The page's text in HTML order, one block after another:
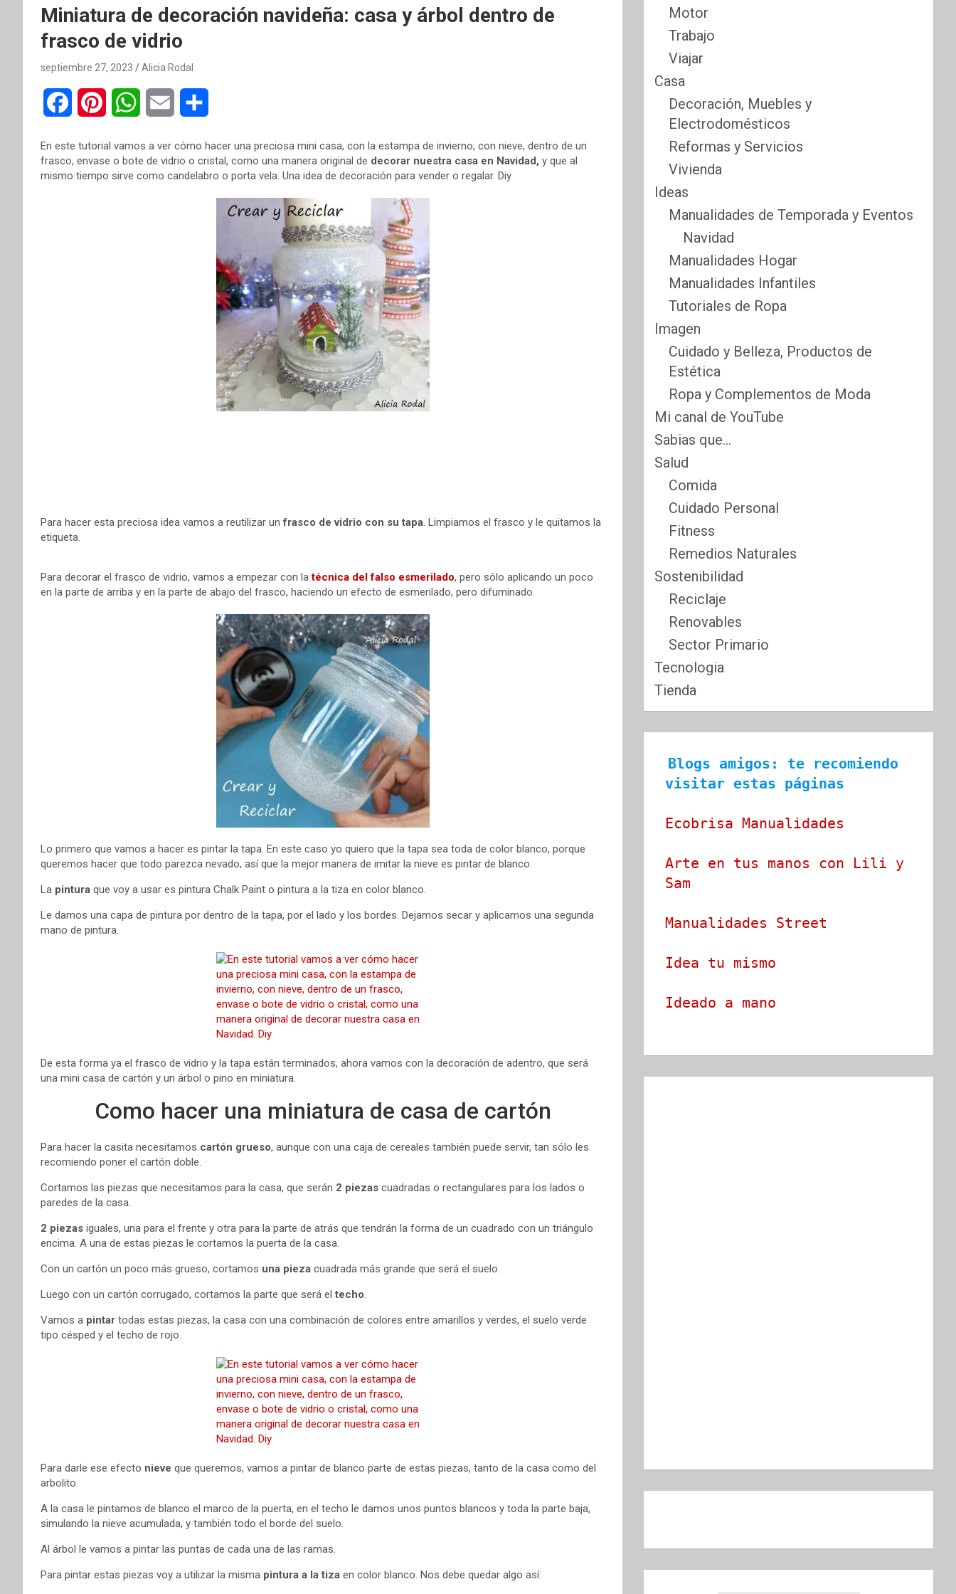
Miniatura de decoración navideña: casa y árbol dentro de
frasco de vidrio
septiembre 27, 2023 Alicia Rodal
c n a a m
En este tutorial vamos a ver cómo hacer una preciosa mini casa, con la estampa de invierno, con nieve, dentro de un
frasco, envase o bote de vidrio o cristal, como una manera original de decorar nuestra casa en Navidad, y que al
mismo tiempo sirve como candelabro o porta vela. Una idea de decoración para vender o regalar. Diy
Para hacer esta preciosa idea vamos a reutilizar un frasco de vidrio con su tapa. Limpiamos el frasco y le quitamos la
etiqueta.
Para decorar el frasco de vidrio, vamos a empezar con latécnica del falso esmerilado, pero sólo aplicando un poco
en la parte de arriba y en la parte de abajo del frasco, haciendo un efecto de esmerilado, pero difuminado.
Lo primero que vamos a hacer es pintar la tapa. En este caso yo quiero que la tapa sea toda de color blanco, porque
queremos hacer que todo parezca nevado, así que la mejor manera de imitar la nieve es pintar de blanco.
La pintura que voy a usar es pintura Chalk Paint o pintura a la tiza en color blanco.
Le damos una capa de pintura por dentro de la tapa, por el lado y los bordes. Dejamos secar y aplicamos una segunda
mano de pintura.
De esta forma ya el frasco de vidrio y la tapa están terminados, ahora vamos con la decoración de adentro, que será
una mini casa de cartón y un árbol o pino en miniatura.
Como hacer una miniatura de casa de cartón
Para hacer la casita necesitamos cartón grueso, aunque con una caja de cereales también puede servir, tan sólo les
recomiendo poner el cartón doble.
Cortamos las piezas que necesitamos para la casa, que serán 2 piezas cuadradas o rectangulares para los lados o
paredes de la casa.
2 piezas iguales, una para el frente y otra para la parte de atrás que tendrán la forma de un cuadrado con un triángulo
encima. A una de estas piezas le cortamos la puerta de la casa.
Con un cartón un poco más grueso, cortamos una pieza cuadrada más grande que será el suelo.
Luego con un cartón corrugado, cortamos la parte que será eltecho.
Vamos a pintar todas estas piezas, la casa con una combinación de colores entre amarillos y verdes, el suelo verde
tipo césped y el techo de rojo.
Para darle ese efecto nieve que queremos, vamos a pintar de blanco parte de estas piezas, tanto de la casa como del
arbolito.
A la casa le pintamos de blanco el marco de la puerta, en el techo le damos unos puntos blancos y toda la parte baja,
simulando la nieve acumulada, y también todo el borde del suelo.
Al árbol le vamos a pintar las puntas de cada una de las ramas.
Para pintar estas piezas voy a utilizar la misma pintura a la tiza en color blanco. Nos debe quedar algo así:
Motor
Trabajo
Viajar
Casa
Decoración, Muebles y
Electrodomésticos
Reformas y Servicios
Vivienda
Ideas
Manualidades de Temporada y Eventos
Navidad
Manualidades Hogar
Manualidades Infantiles
Tutoriales de Ropa
Imagen
Cuidado y Belleza, Productos de
Estética
Ropa y Complementos de Moda
Mi canal de YouTube
Sabias que…
Salud
Comida
Cuidado Personal
Fitness
Remedios Naturales
Sostenibilidad
Reciclaje
Renovables
Sector Primario
Tecnologia
Tienda
Blogs amigos: te recomiendo
visitar estas páginas
Ecobrisa Manualidades
Arte en tus manos con Lili y
Sam
Manualidades Street
Idea tu mismo
Ideado a mano